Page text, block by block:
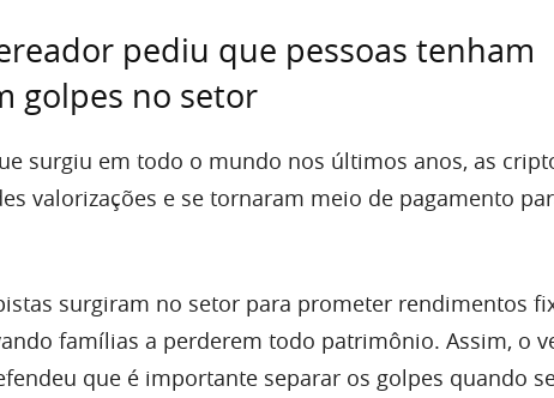
pediu que pessoas tenham
golpes no setor
surgiu em todo o mundo nos últimos anos, as
valorizações e se tornaram meio de pagamento
surgiram no setor para prometer rendimentos
famílias a perderem todo patrimônio. Assim, o
que é importante separar os golpes quando